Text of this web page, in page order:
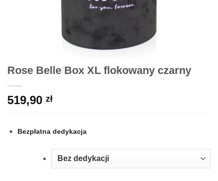
Rose Belle Box XL flokowany czarny
519,90 zł
Bezpłatna dedykacja